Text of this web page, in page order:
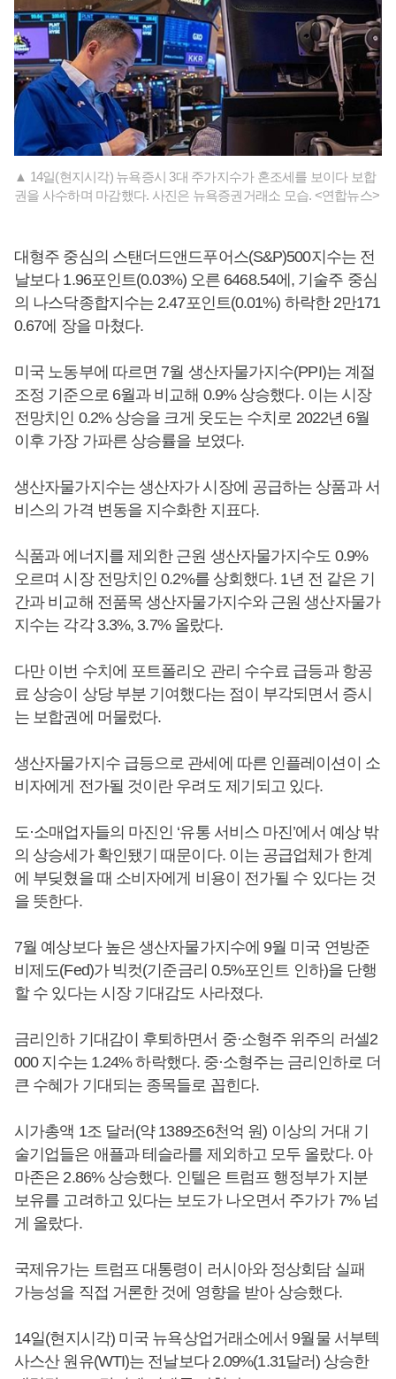
▲ 14일(현지시각) 뉴욕증시 3대 주가지수가 혼조세를 보이다 보합
권을 사수하며 마감했다. 사진은 뉴욕증권거래소 모습. <연합뉴스>
대형주 중심의 스탠더드앤드푸어스(S&P)500지수는 전
날보다 1.96포인트(0.03%) 오른 6468.54에, 기술주 중심
의 나스닥종합지수는 2.47포인트(0.01%) 하락한 2만171
0.67에 장을 마쳤다.
미국 노동부에 따르면 7월 생산자물가지수(PPI)는 계절
조정 기준으로 6월과 비교해 0.9% 상승했다. 이는 시장
전망치인 0.2% 상승을 크게 웃도는 수치로 2022년 6월
이후 가장 가파른 상승률을 보였다.
생산자물가지수는 생산자가 시장에 공급하는 상품과 서
비스의 가격 변동을 지수화한 지표다.
식품과 에너지를 제외한 근원 생산자물가지수도 0.9%
오르며 시장 전망치인 0.2%를 상회했다. 1년 전 같은 기
간과 비교해 전품목 생산자물가지수와 근원 생산자물가
지수는 각각 3.3%, 3.7% 올랐다.
다만 이번 수치에 포트폴리오 관리 수수료 급등과 항공
료 상승이 상당 부분 기여했다는 점이 부각되면서 증시
는 보합권에 머물렀다.
생산자물가지수 급등으로 관세에 따른 인플레이션이 소
비자에게 전가될 것이란 우려도 제기되고 있다.
도·소매업자들의 마진인 ‘유통 서비스 마진’에서 예상 밖
의 상승세가 확인됐기 때문이다. 이는 공급업체가 한계
에 부딪혔을 때 소비자에게 비용이 전가될 수 있다는 것
을 뜻한다.
7월 예상보다 높은 생산자물가지수에 9월 미국 연방준
비제도(Fed)가 빅컷(기준금리 0.5%포인트 인하)을 단행
할 수 있다는 시장 기대감도 사라졌다.
금리인하 기대감이 후퇴하면서 중·소형주 위주의 러셀2
000 지수는 1.24% 하락했다. 중·소형주는 금리인하로 더
큰 수혜가 기대되는 종목들로 꼽힌다.
시가총액 1조 달러(약 1389조6천억 원) 이상의 거대 기
술기업들은 애플과 테슬라를 제외하고 모두 올랐다. 아
마존은 2.86% 상승했다. 인텔은 트럼프 행정부가 지분
보유를 고려하고 있다는 보도가 나오면서 주가가 7% 넘
게 올랐다.
국제유가는 트럼프 대통령이 러시아와 정상회담 실패
가능성을 직접 거론한 것에 영향을 받아 상승했다.
14일(현지시각) 미국 뉴욕상업거래소에서 9월물 서부텍
사스산 원유(WTI)는 전날보다 2.09%(1.31달러) 상승한